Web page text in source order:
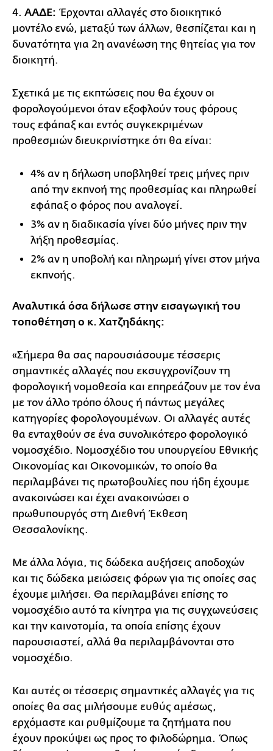
4. ΑΑΔΕ: Έρχονται αλλαγές στο διοικητικό
μοντέλο ενώ, μεταξύ των άλλων, θεσπίζεται και η
δυνατότητα για 2η ανανέωση της θητείας για τον
διοικητή.
Σχετικά με τις εκπτώσεις που θα έχουν οι
φορολογούμενοι όταν εξοφλούν τους φόρους
τους εφάπαξ και εντός συγκεκριμένων
προθεσμιών διευκρινίστηκε ότι θα είναι:
4% αν η δήλωση υποβληθεί τρεις μήνες πριν
από την εκπνοή της προθεσμίας και πληρωθεί
εφάπαξ ο φόρος που αναλογεί.
3% αν η διαδικασία γίνει δύο μήνες πριν την
λήξη προθεσμίας.
2% αν η υποβολή και πληρωμή γίνει στον μήνα
εκπνοής.
Αναλυτικά όσα δήλωσε στην εισαγωγική του
τοποθέτηση ο κ. Χατζηδάκης:
«Σήμερα θα σας παρουσιάσουμε τέσσερις
σημαντικές αλλαγές που εκσυγχρονίζουν τη
φορολογική νομοθεσία και επηρεάζουν με τον ένα
με τον άλλο τρόπο όλους ή πάντως μεγάλες
κατηγορίες φορολογουμένων. Οι αλλαγές αυτές
θα ενταχθούν σε ένα συνολικότερο φορολογικό
νομοσχέδιο. Νομοσχέδιο του υπουργείου Εθνικής
Οικονομίας και Οικονομικών, το οποίο θα
περιλαμβάνει τις πρωτοβουλίες που ήδη έχουμε
ανακοινώσει και έχει ανακοινώσει ο
πρωθυπουργός στη Διεθνή Έκθεση
Θεσσαλονίκης.
Με άλλα λόγια, τις δώδεκα αυξήσεις αποδοχών
και τις δώδεκα μειώσεις φόρων για τις οποίες σας
έχουμε μιλήσει. Θα περιλαμβάνει επίσης το
νομοσχέδιο αυτό τα κίνητρα για τις συγχωνεύσεις
και την καινοτομία, τα οποία επίσης έχουν
παρουσιαστεί, αλλά θα περιλαμβάνονται στο
νομοσχέδιο.
Και αυτές οι τέσσερις σημαντικές αλλαγές για τις
οποίες θα σας μιλήσουμε ευθύς αμέσως,
ερχόμαστε και ρυθμίζουμε τα ζητήματα που
έχουν προκύψει ως προς το φιλοδώρημα. Όπως